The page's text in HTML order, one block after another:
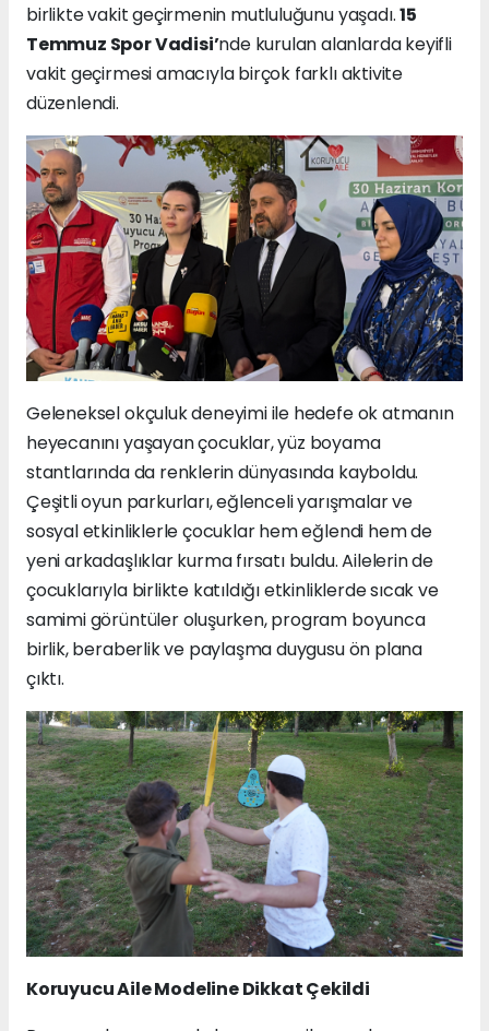
birlikte vakit geçirmenin mutluluğunu yaşadı.15
Temmuz Spor Vadisi’nde kurulan alanlarda keyifli
vakit geçirmesi amacıyla birçok farklı aktivite
düzenlendi.
Geleneksel okçuluk deneyimi ile hedefe ok atmanın
heyecanını yaşayan çocuklar, yüz boyama
stantlarında da renklerin dünyasında kayboldu.
Çeşitli oyun parkurları, eğlenceli yarışmalar ve
sosyal etkinliklerle çocuklar hem eğlendi hem de
yeni arkadaşlıklar kurma fırsatı buldu. Ailelerin de
çocuklarıyla birlikte katıldığı etkinliklerde sıcak ve
samimi görüntüler oluşurken, program boyunca
birlik, beraberlik ve paylaşma duygusu ön plana
çıktı.
Koruyucu Aile Modeline Dikkat Çekildi